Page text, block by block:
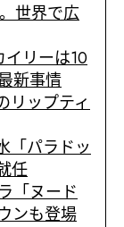
世界で広
イリーは10
新事情
リップティ
「パラドッ
任
「ヌード
ンも登場